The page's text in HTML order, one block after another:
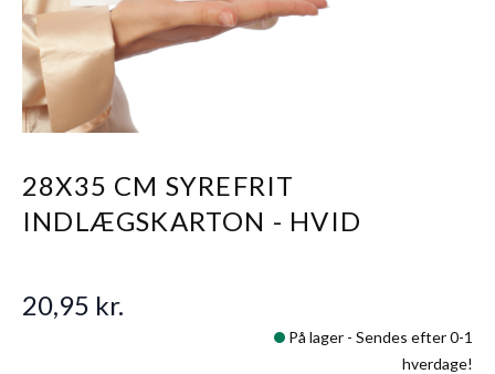
28X35 CM SYREFRIT
INDLÆGSKARTON - HVID
20,95 kr.
På lager - Sendes efter 0-1
hverdage!